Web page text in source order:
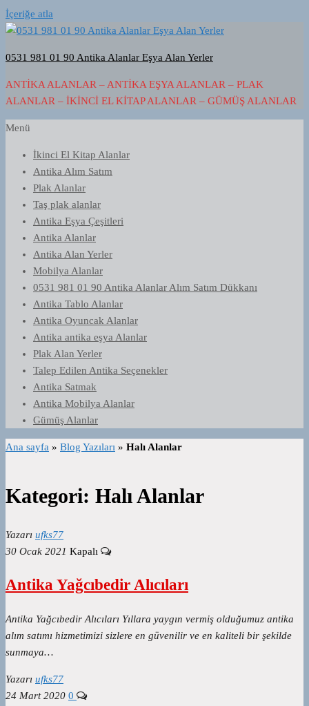
İçeriğe atla
0531 981 01 90 Antika Alanlar Eşya Alan Yerler
ANTIKA ALANLAR – ANTIKA EŞYA ALANLAR – PLAK
ALANLAR – İKINCI EL KITAP ALANLAR – GÜMÜŞ ALANLAR
Menü
İkinci El Kitap Alanlar
Antika Alım Satım
Plak Alanlar
Taş plak alanlar
Antika Eşya Çeşitleri
Antika Alanlar
Antika Alan Yerler
Mobilya Alanlar
0531 981 01 90 Antika Alanlar Alım Satım Dükkanı
Antika Tablo Alanlar
Antika Oyuncak Alanlar
Antika antika eşya Alanlar
Plak Alan Yerler
Talep Edilen Antika Seçenekler
Antika Satmak
Antika Mobilya Alanlar
Gümüş Alanlar
Ana sayfa » Blog Yazıları » Halı Alanlar
Kategori: Halı Alanlar
Yazarı ufks77
30 Ocak 2021 Kapalı
Antika Yağcıbedir Alıcıları
Antika Yağcıbedir Alıcıları Yıllara yaygın vermiş olduğumuz antika
alım satımı hizmetimizi sizlere en güvenilir ve en kaliteli bir şekilde
sunmaya…
Yazarı ufks77
24 Mart 2020 0